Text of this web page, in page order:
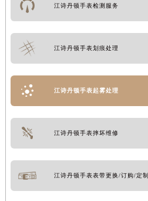
江诗丹顿手表检测服务
江诗丹顿手表划痕处理
江诗丹顿手表起雾处理
江诗丹顿手表摔坏维修
江诗丹顿手表表带更换/订购/定制